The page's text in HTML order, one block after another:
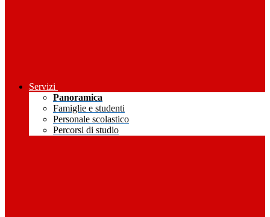
Servizi
Panoramica
Famiglie e studenti
Personale scolastico
Percorsi di studio